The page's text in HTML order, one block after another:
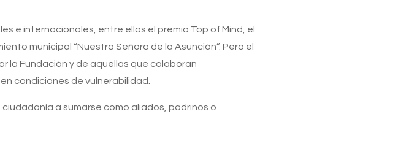
e internacionales, entre ellos el premio Top of Mind, el
municipal “Nuestra Señora de la Asunción”. Pero el
la Fundación y de aquellas que colaboran
condiciones de vulnerabilidad.
a sumarse como aliados, padrinos o